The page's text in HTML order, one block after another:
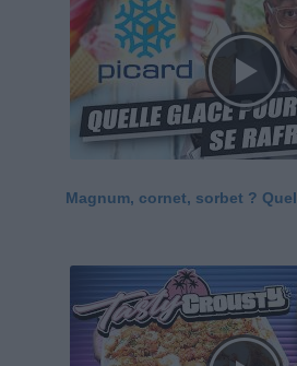
Magnum, cornet, sorbet ?